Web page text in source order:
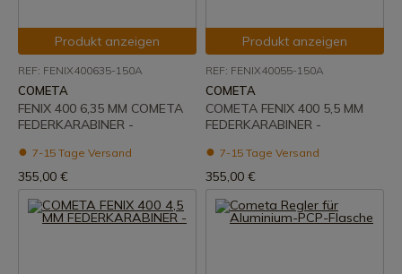
Produkt anzeigen
REF: FENIX400635-150A
COMETA
FENIX 400 6,35 MM COMETA
FEDERKARABINER -
7-15 Tage Versand
355,00 €
Produkt anzeigen
REF: FENIX40055-150A
COMETA
COMETA FENIX 400 5,5 MM
FEDERKARABINER -
7-15 Tage Versand
355,00 €